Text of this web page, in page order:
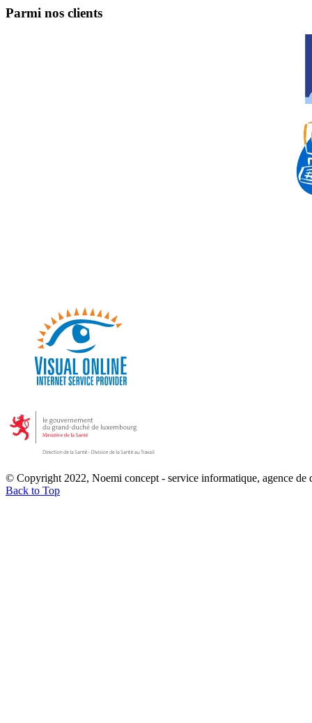
Parmi nos clients
© Copyright 2022, Noemi concept - service informatique, agence
Back to Top